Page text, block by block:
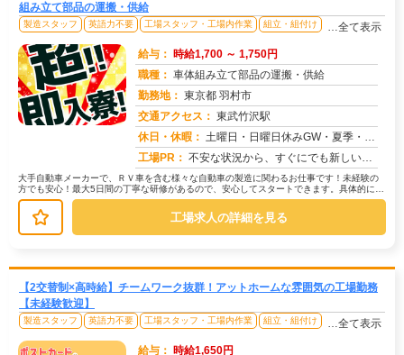
組み立て部品の運搬・供給
製造スタッフ 英語力不要 工場スタッフ・工場内作業 組立・組付け …全て表示
給与： 時給1,700 ～ 1,750円
職種： 車体組み立て部品の運搬・供給
勤務地： 東京都 羽村市
交通アクセス： 東武竹沢駅
休日・休暇： 土曜日・日曜日休みGW・夏季・年末年始休暇あり
工場PR： 不安な状況から、すぐにでも新しい生活を始めたいあなたへ。株式会社京栄センターでは、応募から最短翌日勤務開始が可能で...
大手自動車メーカーで、ＲＶ車を含む様々な自動車の製造に関わるお仕事です！未経験の
方でも安心！最大5日間の丁寧な研修があるので、安心してスタートできます。具体的に
は、車体組み立て部品の運搬や供給が...
工場求人の詳細を見る
【2交替制×高時給】チームワーク抜群！アットホームな雰囲気の工場勤務
【未経験歓迎】
製造スタッフ 英語力不要 工場スタッフ・工場内作業 組立・組付け …全て表示
給与： 時給1,650円